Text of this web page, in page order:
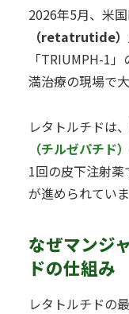
2026年5月、米
（retatrutide）
「TRIUMPH-1
満治療の現場で
レタトルチドは
（チルゼパチド）
1回の皮下注射
が進められていま
なぜマンジ
ドの仕組み
レタトルチドの